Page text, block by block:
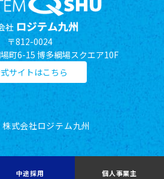
中途採用 個人事業主
〒812-0024
町6-15 博多綱場スクエア10F
サイトはこちら
式会社ロジテム九州